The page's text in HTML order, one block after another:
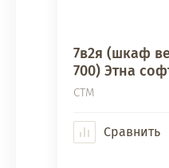
7в2я (шкаф
700) Этна
СТМ
Сравнить